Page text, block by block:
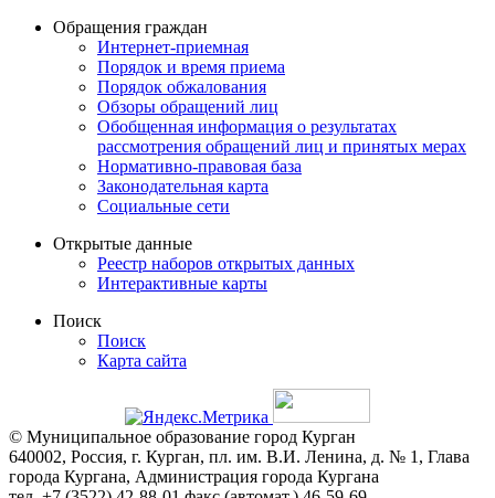
Обращения граждан
Интернет-приемная
Порядок и время приема
Порядок обжалования
Обзоры обращений лиц
Обобщенная информация о результатах
рассмотрения обращений лиц и принятых мерах
Нормативно-правовая база
Законодательная карта
Социальные сети
Открытые данные
Реестр наборов открытых данных
Интерактивные карты
Поиск
Поиск
Карта сайта
© Муниципальное образование город Курган
640002, Россия, г. Курган, пл. им. В.И. Ленина, д. № 1, Глава
города Кургана, Администрация города Кургана